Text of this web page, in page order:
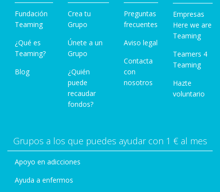
Fundación
Teaming
¿Qué es
Teaming?
Blog
Crea tu
Grupo
Únete a un
Grupo
¿Quién
puede
recaudar
fondos?
Preguntas
frecuentes
Aviso legal
Contacta
con
nosotros
Empresas
Here we are
Teaming
Teamers 4
Teaming
Hazte
voluntario
Grupos a los que puedes ayudar con 1 € al mes
Apoyo en adicciones
Ayuda a enfermos